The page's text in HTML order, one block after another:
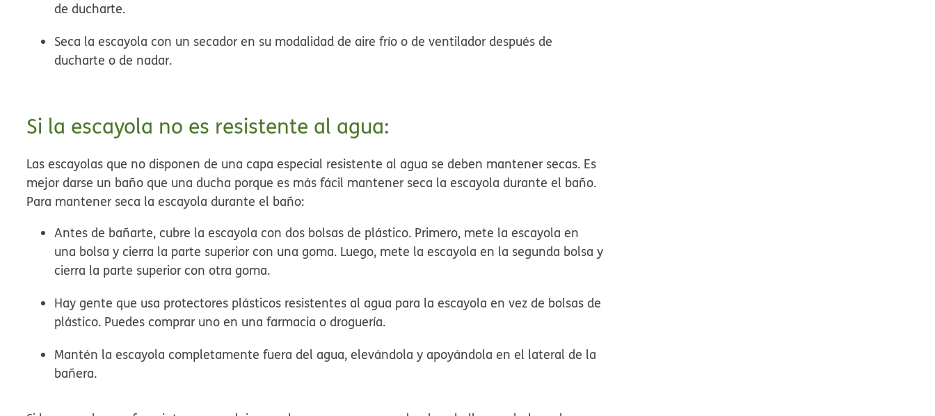
de ducharte.
Seca la escayola con un secador en su modalidad de aire frío o de ventilador después de
ducharte o de nadar.
Si la escayola no es resistente al agua:
Las escayolas que no disponen de una capa especial resistente al agua se deben mantener secas. Es
mejor darse un baño que una ducha porque es más fácil mantener seca la escayola durante el baño.
Para mantener seca la escayola durante el baño:
Antes de bañarte, cubre la escayola con dos bolsas de plástico. Primero, mete la escayola en
una bolsa y cierra la parte superior con una goma. Luego, mete la escayola en la segunda bolsa y
cierra la parte superior con otra goma.
Hay gente que usa protectores plásticos resistentes al agua para la escayola en vez de bolsas de
plástico. Puedes comprar uno en una farmacia o droguería.
Mantén la escayola completamente fuera del agua, elevándola y apoyándola en el lateral de la
bañera.